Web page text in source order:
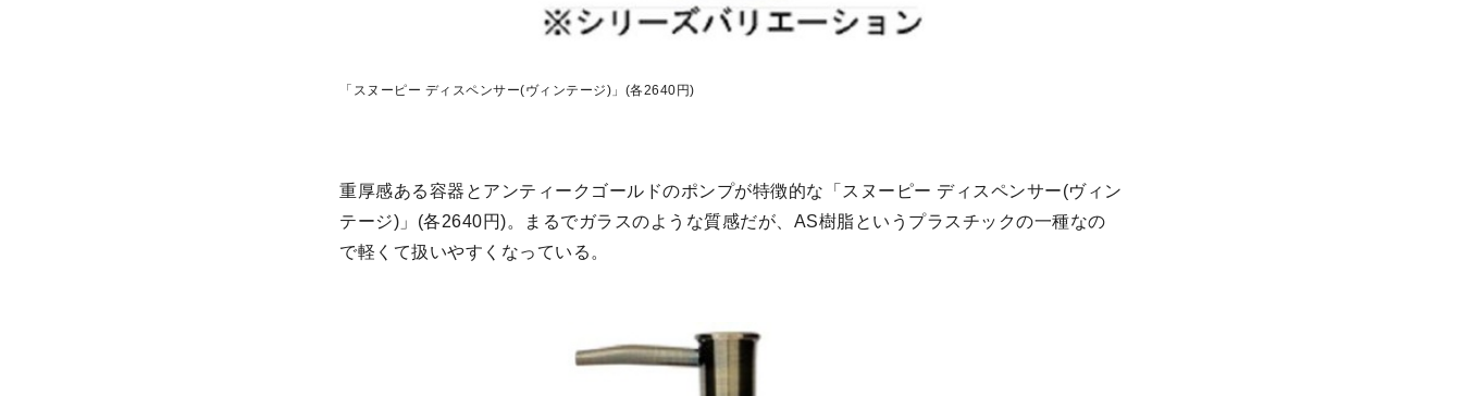
「スヌーピー ディスペンサー(ヴィンテージ)」(各2640円)
重厚感ある容器とアンティークゴールドのポンプが特徴的な「スヌーピー ディスペンサー(ヴィン
テージ)」(各2640円)。まるでガラスのような質感だが、AS樹脂というプラスチックの一種なの
で軽くて扱いやすくなっている。